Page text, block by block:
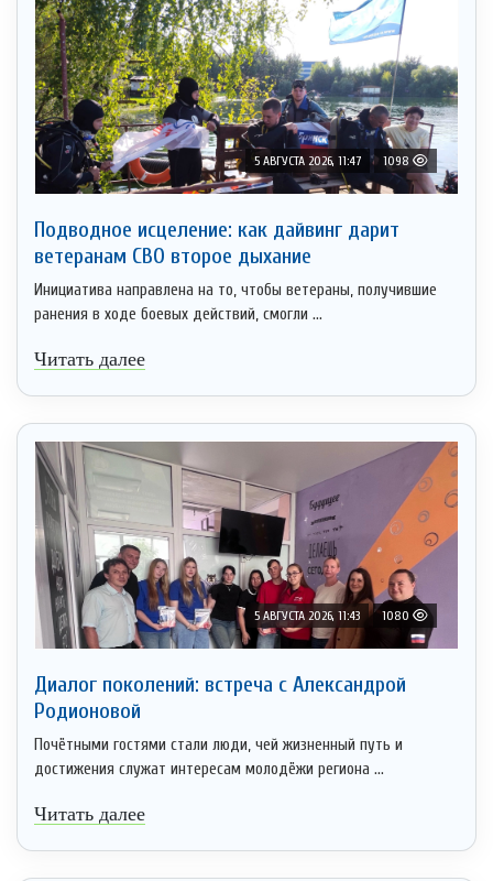
5 АВГУСТА 2026, 11:47 1098
Подводное исцеление: как дайвинг дарит
ветеранам СВО второе дыхание
Инициатива направлена на то, чтобы ветераны, получившие
ранения в ходе боевых действий, смогли ...
Читать далее
5 АВГУСТА 2026, 11:43 1080
Диалог поколений: встреча с Александрой
Родионовой
Почётными гостями стали люди, чей жизненный путь и
достижения служат интересам молодёжи региона ...
Читать далее